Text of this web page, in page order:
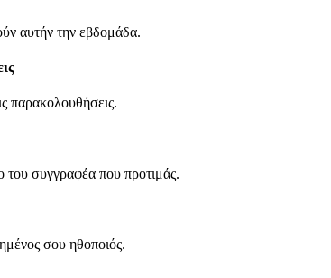
αυτήν την εβδομάδα.
παρακολουθήσεις.
συγγραφέα που προτιμάς.
σου ηθοποιός.